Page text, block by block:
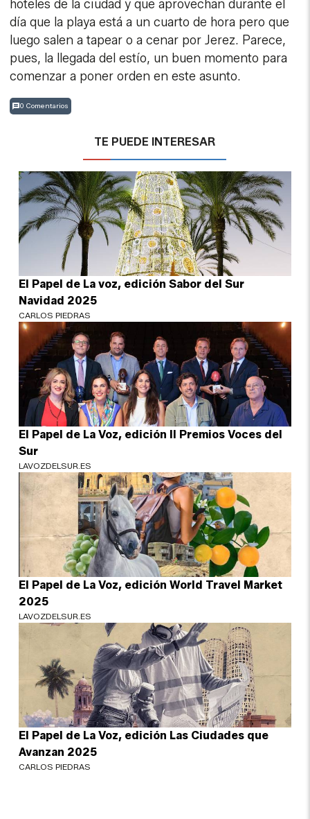
hoteles de la ciudad y que aprovechan durante el
día que la playa está a un cuarto de hora pero que
luego salen a tapear o a cenar por Jerez. Parece,
pues, la llegada del estío, un buen momento para
comenzar a poner orden en este asunto.
0 Comentarios
TE PUEDE INTERESAR
El Papel de La voz, edición Sabor del Sur
Navidad 2025
CARLOS PIEDRAS
El Papel de La Voz, edición II Premios Voces del
Sur
LAVOZDELSUR.ES
El Papel de La Voz, edición World Travel Market
2025
LAVOZDELSUR.ES
El Papel de La Voz, edición Las Ciudades que
Avanzan 2025
CARLOS PIEDRAS